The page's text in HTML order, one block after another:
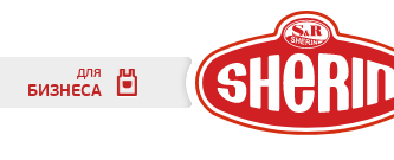
ДЛЯ
БИЗНЕСА